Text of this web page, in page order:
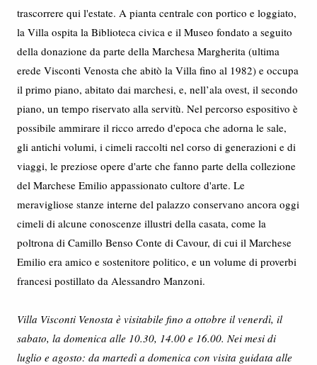
trascorrere qui l'estate. A pianta centrale con portico e loggiato,
la Villa ospita la Biblioteca civica e il Museo fondato a seguito
della donazione da parte della Marchesa Margherita (ultima
erede Visconti Venosta che abitò la Villa fino al 1982) e occupa
il primo piano, abitato dai marchesi, e, nell’ala ovest, il secondo
piano, un tempo riservato alla servitù. Nel percorso espositivo è
possibile ammirare il ricco arredo d'epoca che adorna le sale,
gli antichi volumi, i cimeli raccolti nel corso di generazioni e di
viaggi, le preziose opere d'arte che fanno parte della collezione
del Marchese Emilio appassionato cultore d'arte. Le
meravigliose stanze interne del palazzo conservano ancora oggi
cimeli di alcune conoscenze illustri della casata, come la
poltrona di Camillo Benso Conte di Cavour, di cui il Marchese
Emilio era amico e sostenitore politico, e un volume di proverbi
francesi postillato da Alessandro Manzoni.
Villa Visconti Venosta è visitabile fino a ottobre il venerdì, il
sabato, la domenica alle 10.30, 14.00 e 16.00. Nei mesi di
luglio e agosto: da martedì a domenica con visita guidata alle